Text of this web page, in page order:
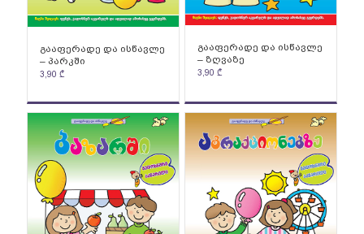
გააფერადე და ისწავლე
– პარკში
3,90 ₾
გააფერადე და ისწავლე
– ზღვაზე
3,90 ₾